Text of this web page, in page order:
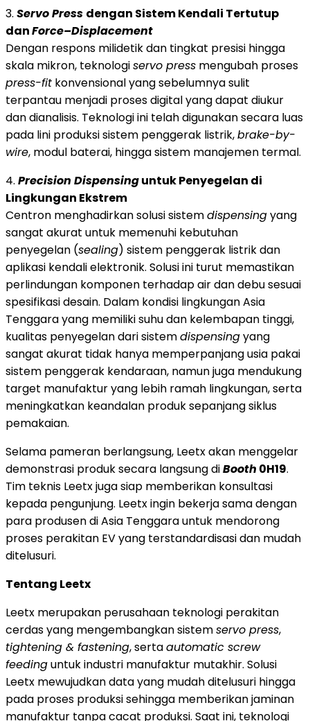
3. Servo Press dengan Sistem Kendali Tertutup
danForce–Displacement
Dengan respons milidetik dan tingkat presisi hingga
skala mikron, teknologiservo press mengubah proses
press-fit konvensional yang sebelumnya sulit
terpantau menjadi proses digital yang dapat diukur
dan dianalisis. Teknologi ini telah digunakan secara luas
pada lini produksi sistem penggerak listrik,brake-by-
wire, modul baterai, hingga sistem manajemen termal.
4. Precision Dispensinguntuk Penyegelan di
Lingkungan Ekstrem
Centron menghadirkan solusi sistemdispensingyang
sangat akurat untuk memenuhi kebutuhan
penyegelan (sealing) sistem penggerak listrik dan
aplikasi kendali elektronik. Solusi ini turut memastikan
perlindungan komponen terhadap air dan debu sesuai
spesifikasi desain. Dalam kondisi lingkungan Asia
Tenggara yang memiliki suhu dan kelembapan tinggi,
kualitas penyegelan dari sistemdispensingyang
sangat akurat tidak hanya memperpanjang usia pakai
sistem penggerak kendaraan, namun juga mendukung
target manufaktur yang lebih ramah lingkungan, serta
meningkatkan keandalan produk sepanjang siklus
pemakaian.
Selama pameran berlangsung, Leetx akan menggelar
demonstrasi produk secara langsung diBooth 0H19.
Tim teknis Leetx juga siap memberikan konsultasi
kepada pengunjung. Leetx ingin bekerja sama dengan
para produsen di Asia Tenggara untuk mendorong
proses perakitan EV yang terstandardisasi dan mudah
ditelusuri.
Tentang Leetx
Leetx merupakan perusahaan teknologi perakitan
cerdas yang mengembangkan sistemservo press,
tightening & fastening, sertaautomatic screw
feedinguntuk industri manufaktur mutakhir. Solusi
Leetx mewujudkan data yang mudah ditelusuri hingga
pada proses produksi sehingga memberikan jaminan
manufaktur tanpa cacat produksi. Saat ini, teknologi